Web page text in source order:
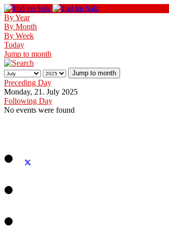
By Year
By Month
By Week
Today
Jump to month
Jump to month
Preceding Day
Monday, 21. July 2025
Following Day
No events were found